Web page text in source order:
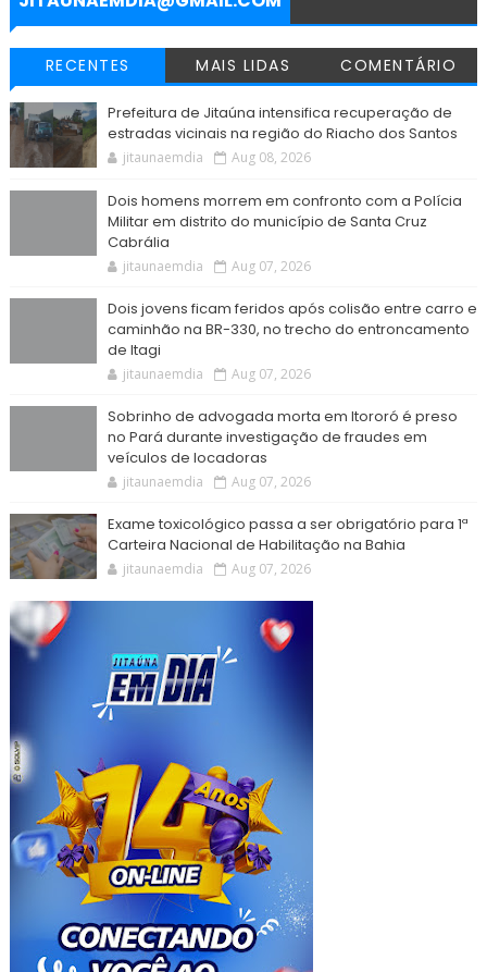
RECENTES MAIS LIDAS COMENTÁRIO
Prefeitura de Jitaúna intensifica recuperação de
estradas vicinais na região do Riacho dos Santos
jitaunaemdia Aug 08, 2026
Dois homens morrem em confronto com a Polícia
Militar em distrito do município de Santa Cruz
Cabrália
jitaunaemdia Aug 07, 2026
Dois jovens ficam feridos após colisão entre carro e
caminhão na BR-330, no trecho do entroncamento
de Itagi
jitaunaemdia Aug 07, 2026
Sobrinho de advogada morta em Itororó é preso
no Pará durante investigação de fraudes em
veículos de locadoras
jitaunaemdia Aug 07, 2026
Exame toxicológico passa a ser obrigatório para 1ª
Carteira Nacional de Habilitação na Bahia
jitaunaemdia Aug 07, 2026